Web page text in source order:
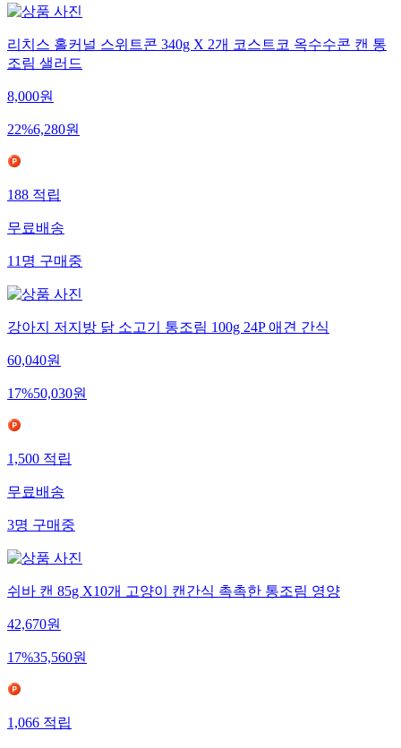
리치스 홀커널 스위트콘 340g X 2개 코스트코 옥수수콘 캔 통
조림 샐러드
8,000원
22%6,280원
188 적립
무료배송
11 명 구매중
강아지 저지방 닭 소고기 통조림 100g 24P 애견 간식
60,040원
17%50,030원
1,500 적립
무료배송
3명 구매중
쉬바 캔 85g X10개 고양이 캔간식 촉촉한 통조림 영양
42,670원
17%35,560원
1,066 적립